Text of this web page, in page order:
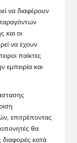
να διαφέρουν
και οι
να έχουν
παίκτες
εμπειρία και
επιτρέποντας
θα
κατά